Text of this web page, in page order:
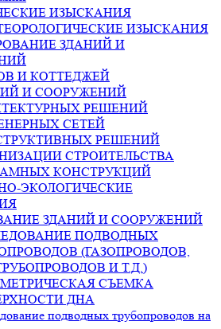
ИЗЫСКАНИЯ
ИЗЫСКАНИЯ
ЗДАНИЙ И
И КОТТЕДЖЕЙ
И СООРУЖЕНИЙ
РЕШЕНИЙ
СЕТЕЙ
РЕШЕНИЙ
СТРОИТЕЛЬСТВА
КОНСТРУКЦИЙ
ЭКОЛОГИЧЕСКИЕ
ЗДАНИЙ И СООРУЖЕНИЙ
ПОДВОДНЫХ
(ГАЗОПРОВОДОВ,
И Т.Д.)
СЪЕМКА
ДНА
подводных трубопроводов на